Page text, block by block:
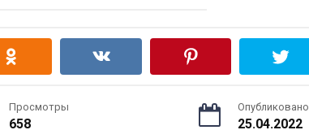
Просмотры
658
Опубликовано
25.04.2022